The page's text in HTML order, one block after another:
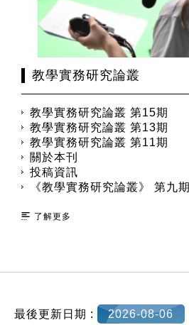
教學實務研究論叢
教學實務研究論叢 第15期
教學實務研究論叢 第13期
教學實務研究論叢 第11期
關於本刊
投稿資訊
《教學實務研究論叢》 第九期
了解更多
最後更新日期 : 2026-08-06